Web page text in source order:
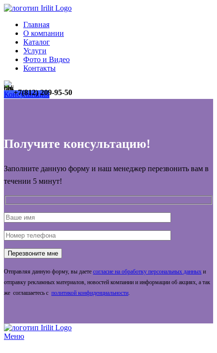
Главная
О компании
Каталог
Услуги
Фото и Видео
Контакты
+7(812) 209-95-50
Консультация
Получите консультацию!
Заполните данную форму и наш менеджер перезвонить вам в
течении 5 минут!
Отправляя данную форму, вы даете согласие на обработку персональных данных и
отправку рекламных материалов, новостей компании и информации об акциях, а так
же соглашаетесь с политикой конфиденциальности.
Меню